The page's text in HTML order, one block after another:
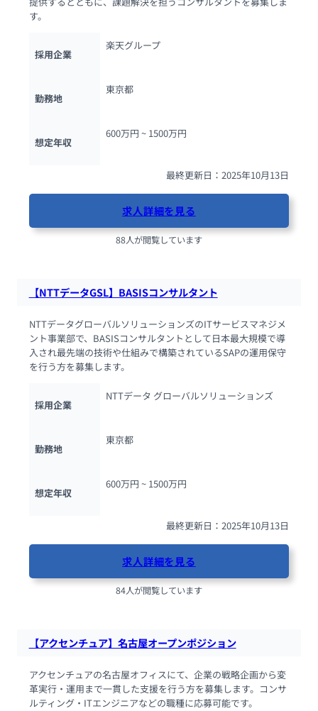
す。
採用企業
楽天グループ
勤務地
東京都
想定年収
600万円 ~ 1500万円
最終更新日：2025年10月13日
求人詳細を見る
88人が閲覧しています
【NTTデータGSL】BASISコンサルタント
NTTデータグローバルソリューションズのITサービスマネジメ
ント事業部で、BASISコンサルタントとして日本最大規模で導
入され最先端の技術や仕組みで構築されているSAPの運用保守
を行う方を募集します。
採用企業
NTTデータ グローバルソリューションズ
勤務地
東京都
想定年収
600万円 ~ 1500万円
最終更新日：2025年10月13日
求人詳細を見る
84人が閲覧しています
【アクセンチュア】名古屋オープンポジション
アクセンチュアの名古屋オフィスにて、企業の戦略企画から変
革実行・運用まで一貫した支援を行う方を募集します。コンサ
ルティング・ITエンジニアなどの職種に応募可能です。